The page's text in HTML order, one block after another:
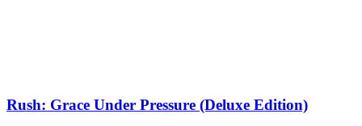
Rush: Grace Under Pressure (Deluxe Edition)